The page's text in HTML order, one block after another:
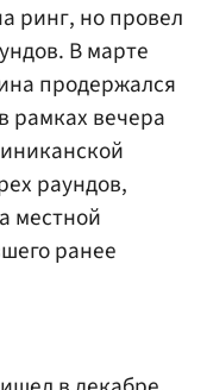
ринг, но провел
В марте
продержался
рамках вечера
раундов,
местной
ранее